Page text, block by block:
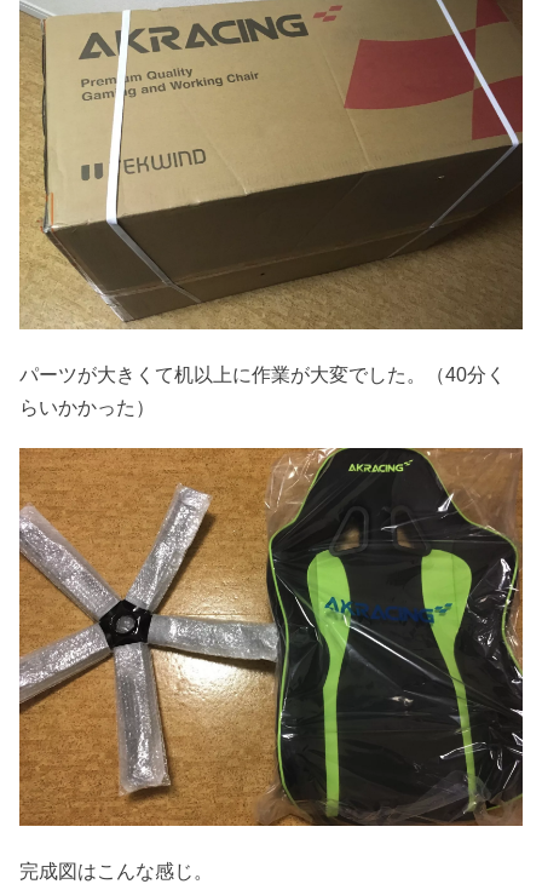
パーツが大きくて机以上に作業が大変でした。（40分く
らいかかった）
完成図はこんな感じ。